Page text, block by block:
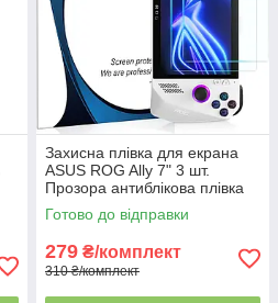
Захисна плівка для екрана
ASUS ROG Ally 7" 3 шт.
Прозора антиблікова плівка
від подряпин і відбитків
Готово до відправки
279 ₴/комплект
310 ₴/комплект